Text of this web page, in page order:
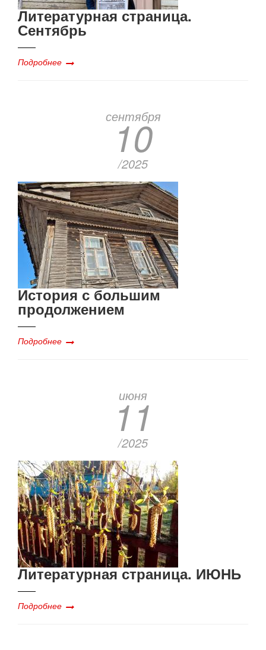
Литературная страница.
Сентябрь
Подробнее
сентября
10
/2025
История с большим
продолжением
Подробнее
июня
11
/2025
Литературная страница. ИЮНЬ
Подробнее